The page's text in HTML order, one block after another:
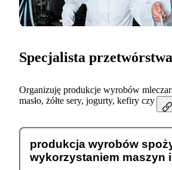
Organizuję produkcje wyrobów
masło, żółte sery, jogurty, kefiry czy
produkcja wyrobów
wykorzystaniem maszyn